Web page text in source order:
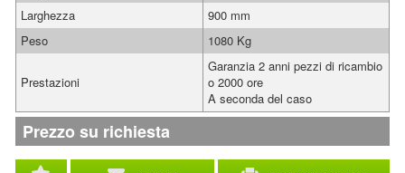
Larghezza
900 mm
Peso
1080 Kg
Prestazioni
Garanzia 2 anni pezzi di ricambio
o 2000 ore
A seconda del caso
Prezzo su richiesta